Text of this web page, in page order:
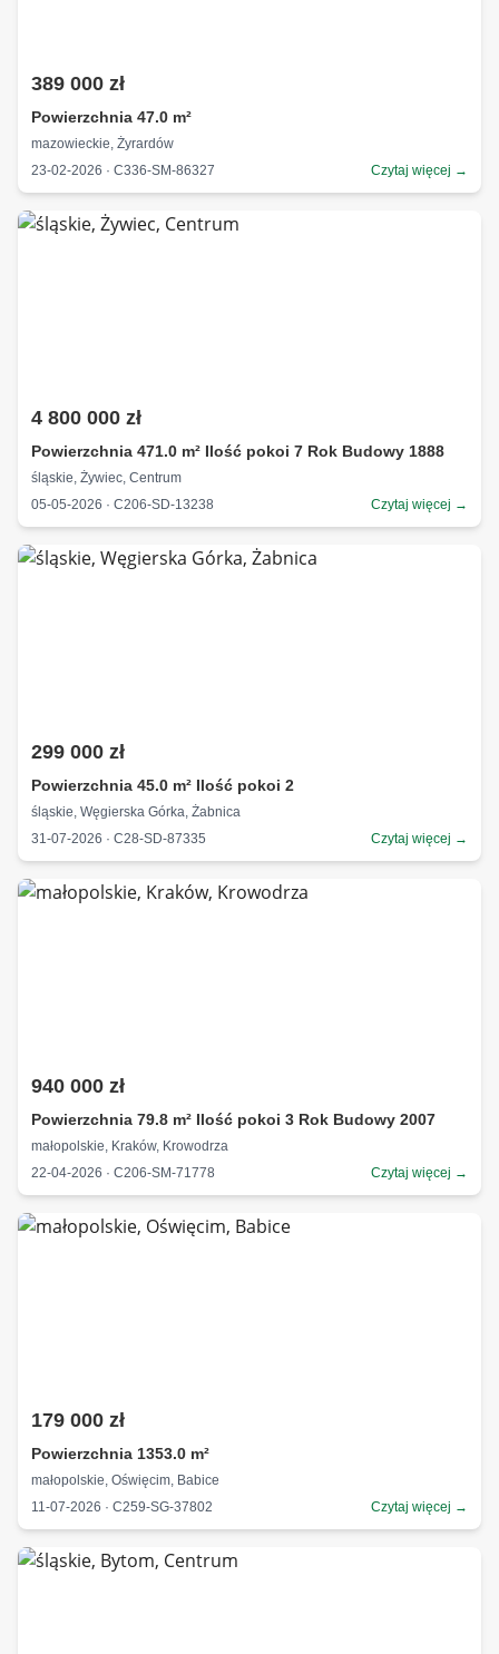
389 000 zł
Powierzchnia 47.0 m²
mazowieckie, Żyrardów
23-02-2026 · C336-SM-86327
Czytaj więcej →
4 800 000 zł
Powierzchnia 471.0 m² Ilość pokoi 7 Rok Budowy 1888
śląskie, Żywiec, Centrum
05-05-2026 · C206-SD-13238
Czytaj więcej →
299 000 zł
Powierzchnia 45.0 m² Ilość pokoi 2
śląskie, Węgierska Górka, Żabnica
31-07-2026 · C28-SD-87335
Czytaj więcej →
940 000 zł
Powierzchnia 79.8 m² Ilość pokoi 3 Rok Budowy 2007
małopolskie, Kraków, Krowodrza
22-04-2026 · C206-SM-71778
Czytaj więcej →
179 000 zł
Powierzchnia 1353.0 m²
małopolskie, Oświęcim, Babice
11-07-2026 · C259-SG-37802
Czytaj więcej →